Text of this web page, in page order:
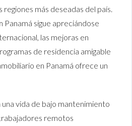
regiones más deseadas del país.
Panamá sigue apreciándose
las mejoras en
de residencia amigable
en Panamá ofrece un
una vida de bajo mantenimiento
remotos